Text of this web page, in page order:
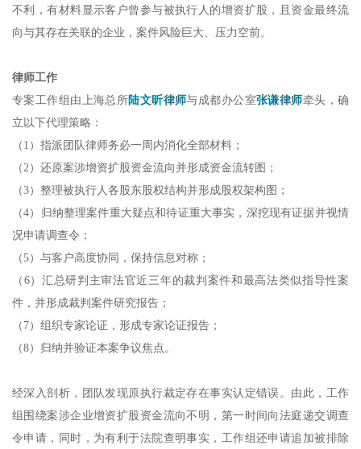
不利，有材料显示客户曾参与被执行人的增资扩股，且资金最终流
向与其存在关联的企业，案件风险巨大、压力空前。
律师工作
专案工作组由上海总所陆文昕律师与成都办公室张谦律师牵头，确
立以下代理策略：
（1）指派团队律师务必一周内消化全部材料；
（2）还原案涉增资扩股资金流向并形成资金流转图；
（3）整理被执行人各股东股权结构并形成股权架构图；
（4）归纳整理案件重大疑点和待证重大事实，深挖现有证据并视情
况申请调查令；
（5）与客户高度协同，保持信息对称；
（6）汇总研判主审法官近三年的裁判案件和最高法类似指导性案
件，并形成裁判案件研究报告；
（7）组织专家论证，形成专家论证报告；
（8）归纳并验证本案争议焦点。
经深入剖析，团队发现原执行裁定存在事实认定错误。由此，工作
组围绕案涉企业增资扩股资金流向不明，第一时间向法庭递交调查
令申请，同时，为有利于法院查明事实，工作组还申请追加被排除